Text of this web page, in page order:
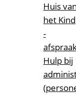
Huis
het Kind
-
Hulp bij